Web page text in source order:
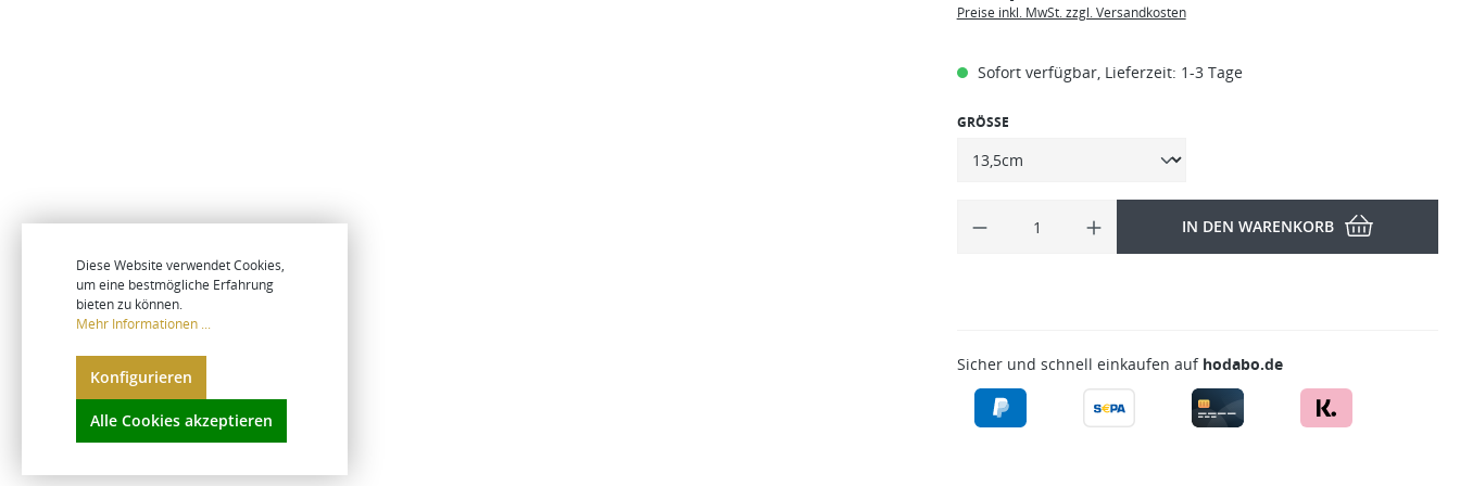
Preise inkl. MwSt. zzgl. Versandkosten
Sofort verfügbar, Lieferzeit: 1-3 Tage
GRÖSSE
IN DEN WARENKORB
Sicher und schnell einkaufen auf hodabo.de
Diese Website verwendet Cookies,
um eine bestmögliche Erfahrung
bieten zu können.
Mehr Informationen ...
Konfigurieren
Alle Cookies akzeptieren